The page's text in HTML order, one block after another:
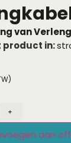
van
product in:
+
aan